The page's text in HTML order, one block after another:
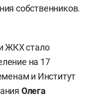
собственников.
ЖКХ стало
на 17
и Институт
Олега